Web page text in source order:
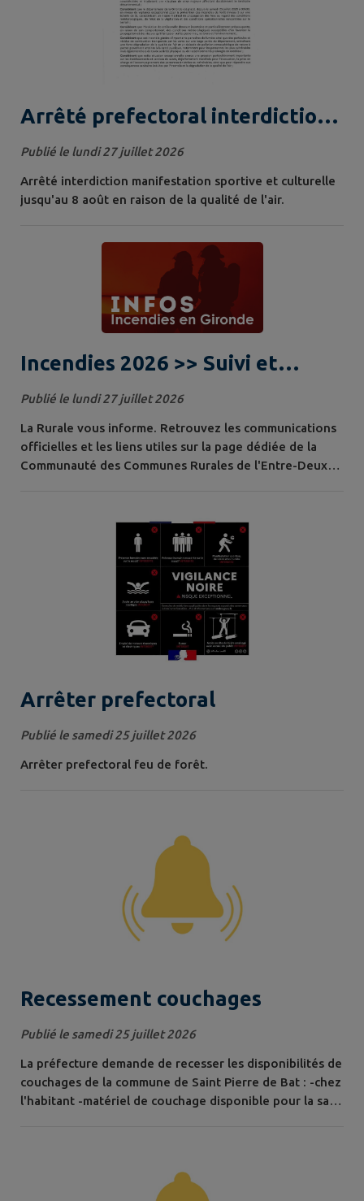
Arrêté prefectoral interdiction
manifestation sportive et
culturelle.
Publié le lundi 27 juillet 2026
Arrêté interdiction manifestation sportive et culturelle
jusqu'au 8 août en raison de la qualité de l'air.
Incendies 2026 >> Suivi et
informations de la situation
Publié le lundi 27 juillet 2026
La Rurale vous informe. Retrouvez les communications
officielles et les liens utiles sur la page dédiée de la
Communauté des Communes Rurales de l'Entre-Deux-
Arrêter prefectoral
Publié le samedi 25 juillet 2026
Arrêter prefectoral feu de forêt.
Recessement couchages
Publié le samedi 25 juillet 2026
La préfecture demande de recesser les disponibilités de
couchages de la commune de Saint Pierre de Bat : -chez
l'habitant -matériel de couchage disponible pour la salle
Simonneau : 0625103050 Caroline Hugelmann :
0609831947 En vous remerciant